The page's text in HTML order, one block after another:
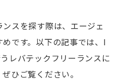
スを探す際は、エージェ
です。以下の記事では、I
レバテックフリーランスに
ひご覧ください。